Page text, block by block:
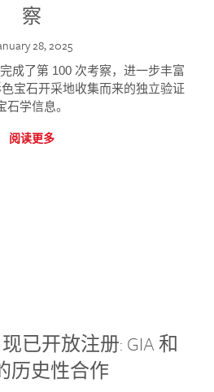
察
28, 2025
成了第 100 次考察，进一步丰富
宝石开采地收集而来的独立验证
石学信息。
阅读更多
现已开放注册: GIA 和
历史性合作